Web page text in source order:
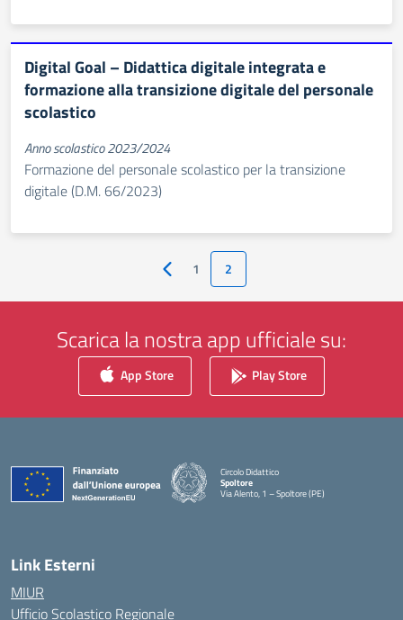
Digital Goal – Didattica digitale integrata e
formazione alla transizione digitale del personale
scolastico
Anno scolastico 2023/2024
Formazione del personale scolastico per la transizione
digitale (D.M. 66/2023)
Pagina precedente
1 2
Scarica la nostra app ufficiale su:
App Store Play Store
Circolo Didattico
Spoltore
Via Alento, 1 – Spoltore (PE)
— Visita la pagina iniziale della scuola
Link Esterni
MIUR
Ufficio Scolastico Regionale